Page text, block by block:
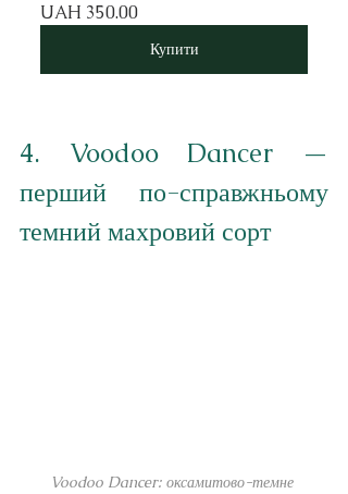
UAH 350.00
Купити
4. Voodoo Dancer —
перший по-справжньому
темний махровий сорт
Voodoo Dancer: оксамитово-темне